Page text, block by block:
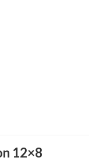
12×8